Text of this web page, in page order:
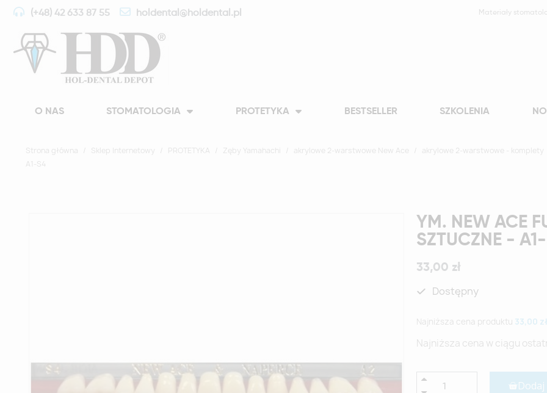
(+48) 42 633 87 55 holdental@holdental.pl Materiały
O NAS STOMATOLOGIA PROTETYKA BESTSELLER SZKOLENIA
Strona główna Sklep Internetowy PROTETYKA Zęby Yamahachi akrylowe 2-warstwowe New Ace
akrylowe 2-warstwowe - komplety
A1-S4
YM. NEW ACE
SZTUCZNE -
33,00 zł
Dostępny
Najniższa cena produktu 33,00 zł
Najniższa cena w ciągu